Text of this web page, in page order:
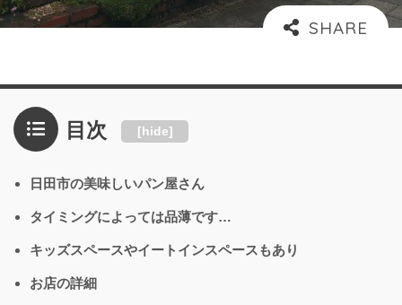
目次 [hide]
日田市の美味しいパン屋さん
タイミングによっては品薄です…
キッズスペースやイートインスペースもあり
お店の詳細